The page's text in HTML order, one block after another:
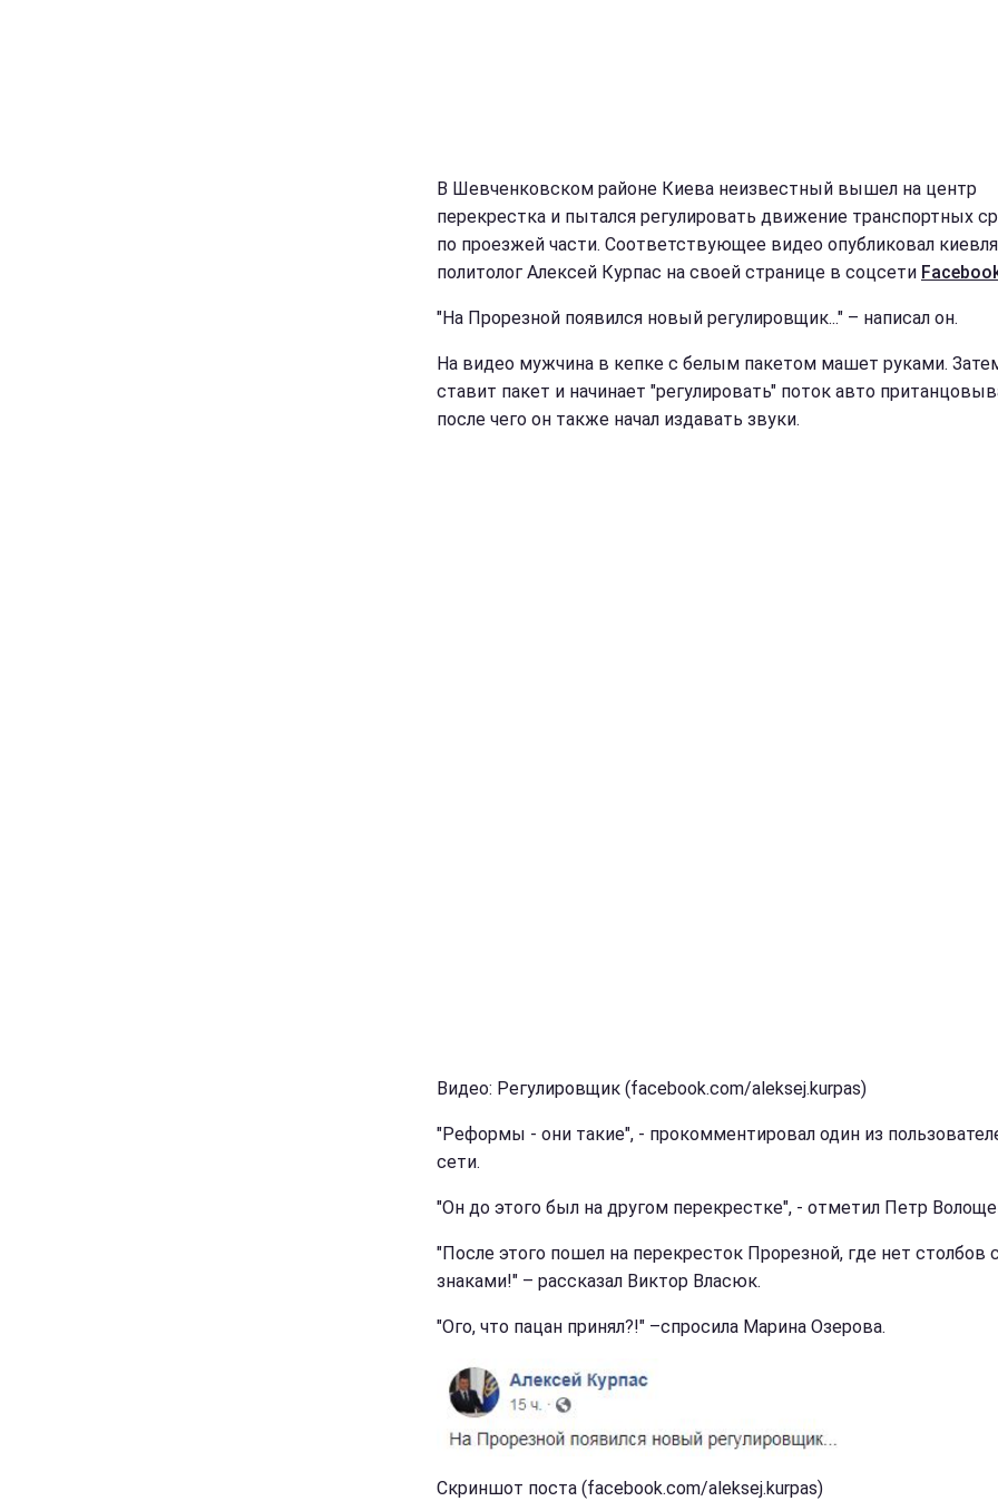
В Шевченковском районе Киева неизвестный вышел на центр
перекрестка и пытался регулировать движение транспортных
по проезжей части. Соответствующее видео опубликовал
политолог Алексей Курпас на своей странице в соцсети
"На Прорезной появился новый регулировщик..." – написал он.
На видео мужчина в кепке с белым пакетом машет руками.
ставит пакет и начинает "регулировать" поток авто
после чего он также начал издавать звуки.
Видео: Регулировщик (facebook.com/aleksej.kurpas)
"Реформы - они такие", - прокомментировал один из
сети.
"Он до этого был на другом перекрестке", - отметил Петр
"После этого пошел на перекресток Прорезной, где нет столбов с
знаками!" – рассказал Виктор Власюк.
"Ого, что пацан принял?!" –спросила Марина Озерова.
Скриншот поста (facebook.com/aleksej.kurpas)